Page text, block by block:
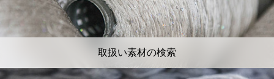
取扱い素材の検索